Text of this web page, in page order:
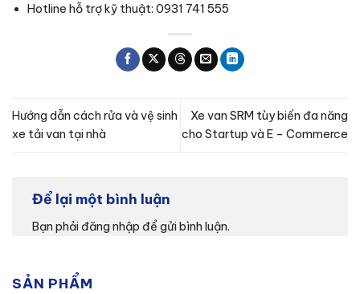
Hotline hỗ trợ kỹ thuật: 0931 741 555
Hướng dẫn cách rửa và vệ sinh
xe tải van tại nhà
Xe van SRM tùy biến đa năng
cho Startup và E – Commerce
Để lại một bình luận
Bạn phải đăng nhập để gửi bình luận.
SẢN PHẨM